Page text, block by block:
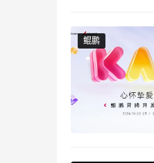
教育兴，则事
“2020年度口碑
产学合作教学
育教学改革，
鲲鹏
鲲鹏